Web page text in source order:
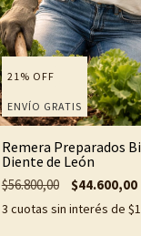
21% OFF
ENVÍO GRATIS
Remera Preparados
Diente de León
$56.800,00 $44.600,00
3 cuotas sin interés de